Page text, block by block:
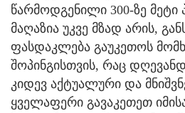
წარმოდგენილი 300-ზე მეტი
მაღაზია უკვე მზად არის,
ფასდაკლება გაუკეთოს
შოპინგისთვის, რაც
კიდევ აქტუალური და
ყველაფერი გავაკეთეთ